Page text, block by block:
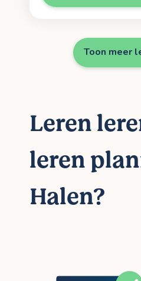
Toon meer
Leren
leren
Halen?